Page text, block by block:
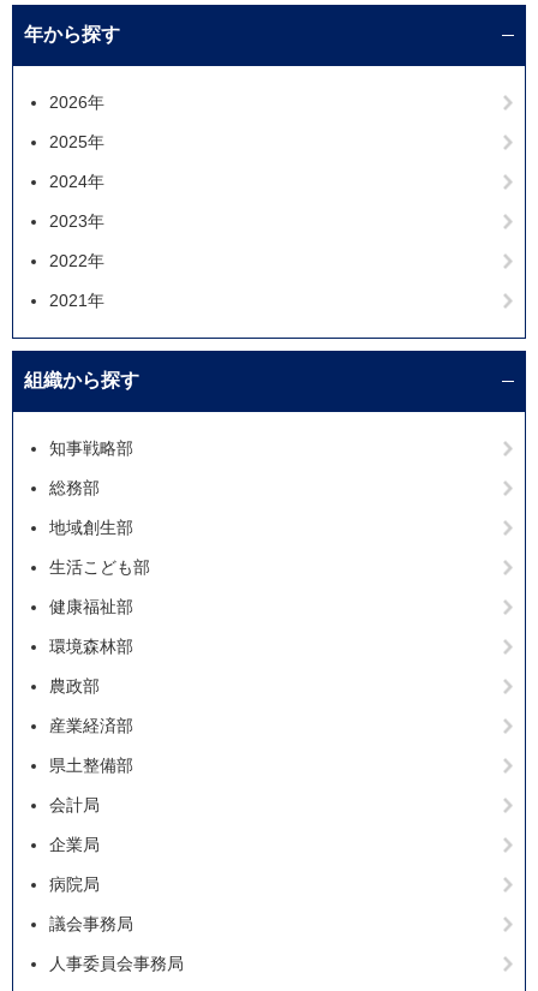
年から探す
2026年
2025年
2024年
2023年
2022年
2021年
組織から探す
知事戦略部
総務部
地域創生部
生活こども部
健康福祉部
環境森林部
農政部
産業経済部
県土整備部
会計局
企業局
病院局
議会事務局
人事委員会事務局